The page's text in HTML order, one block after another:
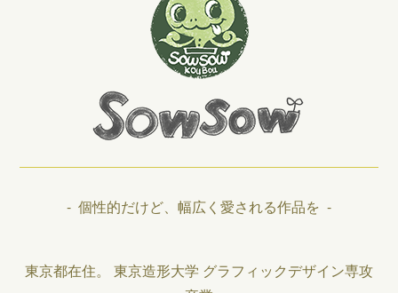
- 個性的だけど、幅広く愛される作品を -
東京都在住。
東京造形大学 グラフィックデザイン専攻